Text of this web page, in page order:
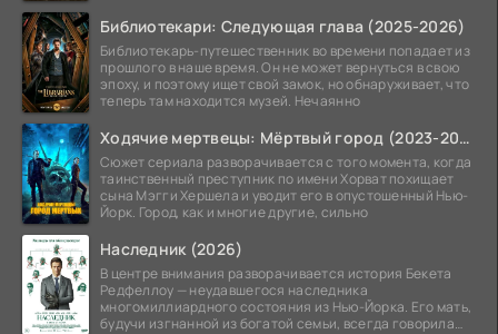
Библиотекари: Следующая глава (2025-2026)
Библиотекарь-путешественник во времени попадает из
прошлого в наше время. Он не может вернуться в свою
эпоху, и поэтому ищет свой замок, но обнаруживает, что
теперь там находится музей. Нечаянно
Ходячие мертвецы: Мёртвый город (2023-2026)
Сюжет сериала разворачивается с того момента, когда
таинственный преступник по имени Хорват похищает
сына Мэгги Хершела и уводит его в опустошенный Нью-
Йорк. Город, как и многие другие, сильно
Наследник (2026)
В центре внимания разворачивается история Бекета
Редфеллоу — неудавшегося наследника
многомиллиардного состояния из Нью-Йорка. Его мать,
будучи изгнанной из богатой семьи, всегда говорила